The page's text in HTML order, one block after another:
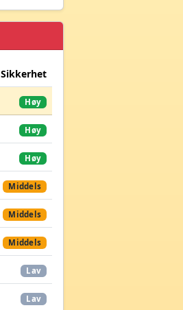
Sikkerhet
Høy
Høy
Høy
Middels
Middels
Middels
Lav
Lav